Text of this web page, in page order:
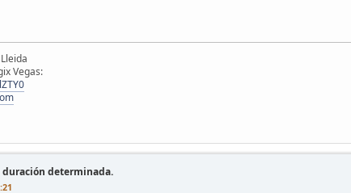
Vegas:
duración determinada.